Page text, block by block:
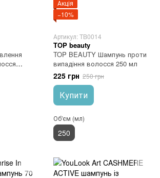
Hair
350 мл
Акція
−10%
Артикул: TB0014
TOP beauty
TOP BEAUTY Шампунь проти
випадіння волосся 250 мл
225 грн 250 грн
Купити
Об'єм (мл)
250